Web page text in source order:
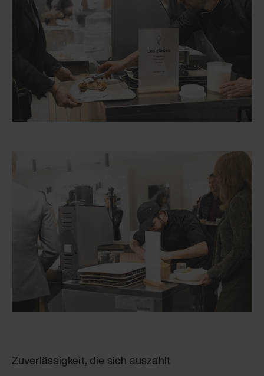
Zuverlässigkeit, die sich auszahlt